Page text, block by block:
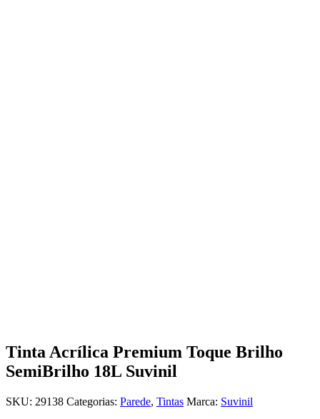
Tinta Acrílica Premium Toque Brilho
SemiBrilho 18L Suvinil
SKU: 29138 Categorias: Parede, Tintas Marca: Suvinil